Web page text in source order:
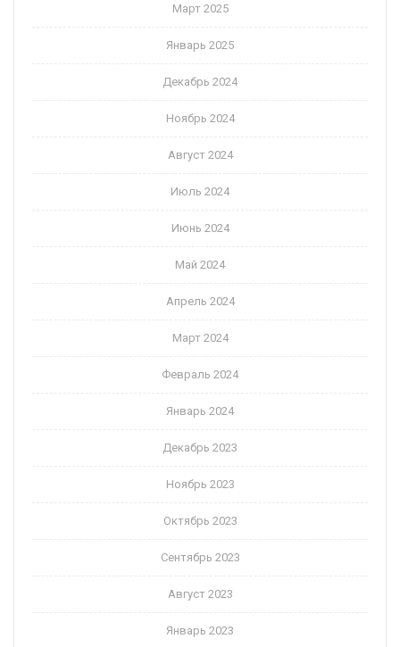
Март 2025
Январь 2025
Декабрь 2024
Ноябрь 2024
Август 2024
Июль 2024
Июнь 2024
Май 2024
Апрель 2024
Март 2024
Февраль 2024
Январь 2024
Декабрь 2023
Ноябрь 2023
Октябрь 2023
Сентябрь 2023
Август 2023
Январь 2023